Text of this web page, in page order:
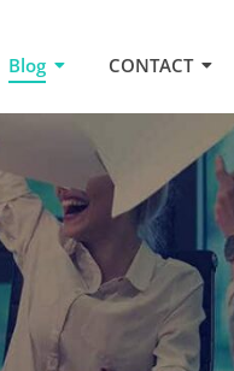
Blog CONTACT